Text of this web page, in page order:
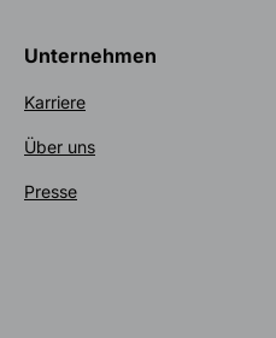
Unternehmen
Karriere
Über uns
Presse